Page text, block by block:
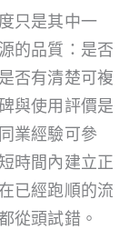
只是其中一
的品質：是否
否有清楚可複
與使用評價是
業經驗可參
時間內建立正
已經跑順的流
從頭試錯。